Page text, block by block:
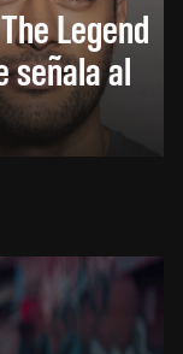
Legend
señala al